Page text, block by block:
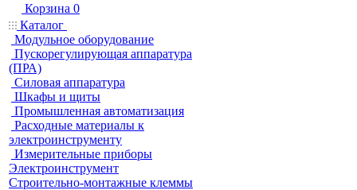
Корзина 0
Каталог
Модульное оборудование
Пускорегулирующая аппаратура
(ПРА)
Силовая аппаратура
Шкафы и щиты
Промышленная автоматизация
Расходные материалы к
электроинструменту
Измерительные приборы
Электроинструмент
Строительно-монтажные клеммы